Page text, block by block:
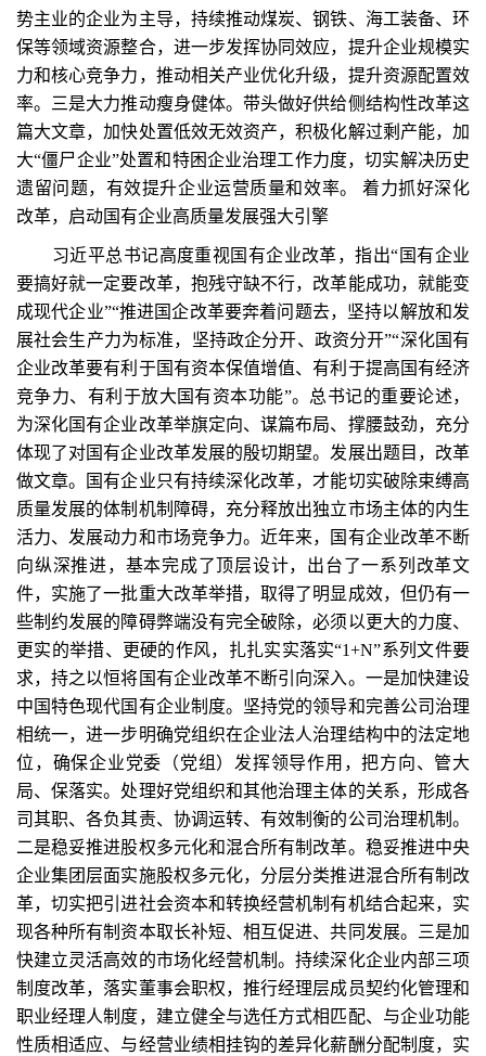
势主业的企业为主导，持续推动煤炭、钢铁、海工装备、环
保等领域资源整合，进一步发挥协同效应，提升企业规模实
力和核心竞争力，推动相关产业优化升级，提升资源配置效
率。三是大力推动瘦身健体。带头做好供给侧结构性改革这
篇大文章，加快处置低效无效资产，积极化解过剩产能，加
大“僵尸企业”处置和特困企业治理工作力度，切实解决历史
遗留问题，有效提升企业运营质量和效率。 着力抓好深化
改革，启动国有企业高质量发展强大引擎
习近平总书记高度重视国有企业改革，指出“国有企业
要搞好就一定要改革，抱残守缺不行，改革能成功，就能变
成现代企业”“推进国企改革要奔着问题去，坚持以解放和发
展社会生产力为标准，坚持政企分开、政资分开”“深化国有
企业改革要有利于国有资本保值增值、有利于提高国有经济
竞争力、有利于放大国有资本功能”。总书记的重要论述，
为深化国有企业改革举旗定向、谋篇布局、撑腰鼓劲，充分
体现了对国有企业改革发展的殷切期望。发展出题目，改革
做文章。国有企业只有持续深化改革，才能切实破除束缚高
质量发展的体制机制障碍，充分释放出独立市场主体的内生
活力、发展动力和市场竞争力。近年来，国有企业改革不断
向纵深推进，基本完成了顶层设计，出台了一系列改革文
件，实施了一批重大改革举措，取得了明显成效，但仍有一
些制约发展的障碍弊端没有完全破除，必须以更大的力度、
更实的举措、更硬的作风，扎扎实实落实“1+N”系列文件要
求，持之以恒将国有企业改革不断引向深入。一是加快建设
中国特色现代国有企业制度。坚持党的领导和完善公司治理
相统一，进一步明确党组织在企业法人治理结构中的法定地
位，确保企业党委（党组）发挥领导作用，把方向、管大
局、保落实。处理好党组织和其他治理主体的关系，形成各
司其职、各负其责、协调运转、有效制衡的公司治理机制。
二是稳妥推进股权多元化和混合所有制改革。稳妥推进中央
企业集团层面实施股权多元化，分层分类推进混合所有制改
革，切实把引进社会资本和转换经营机制有机结合起来，实
现各种所有制资本取长补短、相互促进、共同发展。三是加
快建立灵活高效的市场化经营机制。持续深化企业内部三项
制度改革，落实董事会职权，推行经理层成员契约化管理和
职业经理人制度，建立健全与选任方式相匹配、与企业功能
性质相适应、与经营业绩相挂钩的差异化薪酬分配制度，实